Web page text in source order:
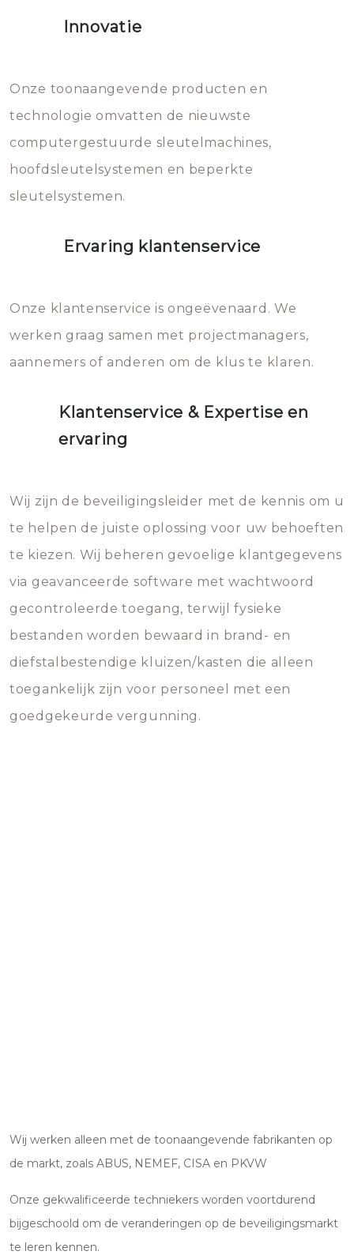
geheel vervangen moet worden.
mee, die u gemakkelijk kunt
vermijden.
Innovatie
Onze toonaangevende producten en
technologie omvatten de nieuwste
computergestuurde sleutelmachines,
hoofdsleutelsystemen en beperkte
sleutelsystemen.
Ervaring klantenservice
Onze klantenservice is ongeëvenaard. We
werken graag samen met projectmanagers,
aannemers of anderen om de klus te klaren.
Klantenservice & Expertise en
ervaring
Wij zijn de beveiligingsleider met de kennis om u
te helpen de juiste oplossing voor uw behoeften
te kiezen. Wij beheren gevoelige klantgegevens
via geavanceerde software met wachtwoord
gecontroleerde toegang, terwijl fysieke
bestanden worden bewaard in brand- en
diefstalbestendige kluizen/kasten die alleen
toegankelijk zijn voor personeel met een
goedgekeurde vergunning.
Wij werken alleen met de toonaangevende fabrikanten op
de markt, zoals ABUS, NEMEF, CISA en PKVW
Onze gekwalificeerde techniekers worden voortdurend
bijgeschoold om de veranderingen op de beveiligingsmarkt
te leren kennen.